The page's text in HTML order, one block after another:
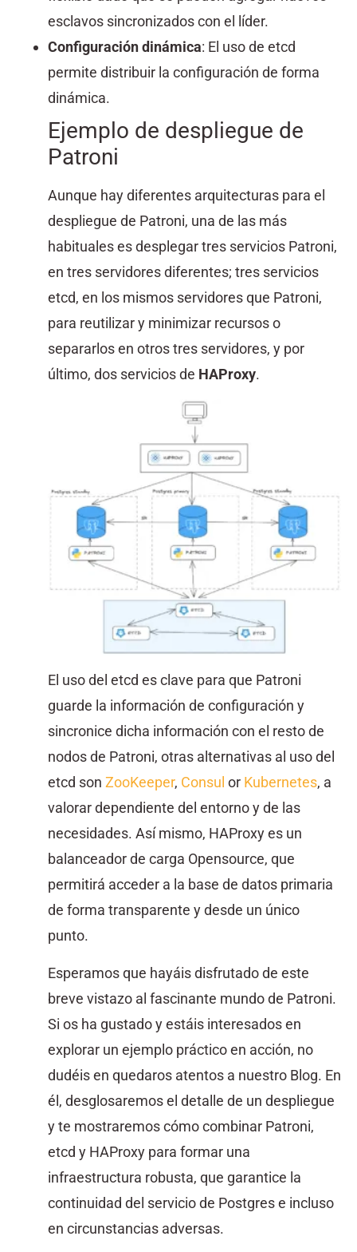
esclavos sincronizados con el líder.
Configuración dinámica: El uso de etcd
permite distribuir la configuración de forma
dinámica.
Ejemplo de despliegue de
Patroni
Aunque hay diferentes arquitecturas para el
despliegue de Patroni, una de las más
habituales es desplegar tres servicios Patroni,
en tres servidores diferentes; tres servicios
etcd, en los mismos servidores que Patroni,
para reutilizar y minimizar recursos o
separarlos en otros tres servidores, y por
último, dos servicios de HAProxy.
El uso del etcd es clave para que Patroni
guarde la información de configuración y
sincronice dicha información con el resto de
nodos de Patroni, otras alternativas al uso del
etcd son ZooKeeper, Consul or Kubernetes, a
valorar dependiente del entorno y de las
necesidades. Así mismo, HAProxy es un
balanceador de carga Opensource, que
permitirá acceder a la base de datos primaria
de forma transparente y desde un único
punto.
Esperamos que hayáis disfrutado de este
breve vistazo al fascinante mundo de Patroni.
Si os ha gustado y estáis interesados en
explorar un ejemplo práctico en acción, no
dudéis en quedaros atentos a nuestro Blog. En
él, desglosaremos el detalle de un despliegue
y te mostraremos cómo combinar Patroni,
etcd y HAProxy para formar una
infraestructura robusta, que garantice la
continuidad del servicio de Postgres e incluso
en circunstancias adversas.